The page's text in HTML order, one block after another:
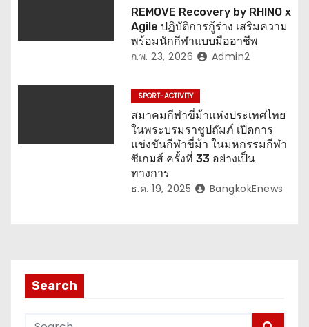
REMOVE Recovery by RHINO x
Agile ปฏิบัติการกู้ร่าง เสริมความ
พร้อมนักกีฬาแบบมืออาชีพ
ก.พ. 23, 2026 Admin2
SPORT-ACTIVITY
สมาคมกีฬาขี่ม้าแห่งประเทศไทย
ในพระบรมราชูปถัมภ์ เปิดการ
แข่งขันกีฬาขี่ม้า ในมหกรรมกีฬา
ซีเกมส์ ครั้งที่ 33 อย่างเป็น
ทางการ
ธ.ค. 19, 2025 BangkokEnews
Search